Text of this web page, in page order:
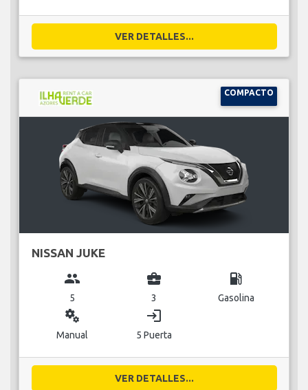
VER DETALLES...
COMPACTO
NISSAN JUKE
group
5
business_center
3
local_gas_station
Gasolina
miscellaneous_services
Manual
login
5 Puerta
VER DETALLES...